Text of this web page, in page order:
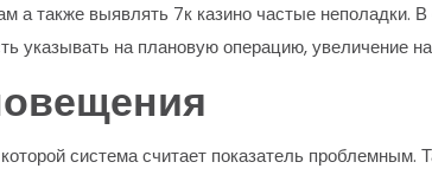
а также выявлять 7к казино частые неполадки.
указывать на плановую операцию, увеличение
система считает показатель проблемным.